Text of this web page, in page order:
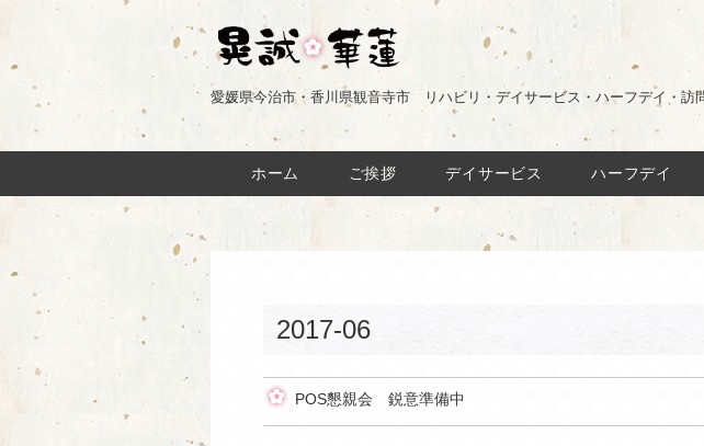
愛媛県今治市・香川県観音寺市 リハビリ・デイサービス・ハーフデイ・訪
ホーム ご挨拶 デイサービス ハーフデイ
2017-06
POS懇親会 鋭意準備中